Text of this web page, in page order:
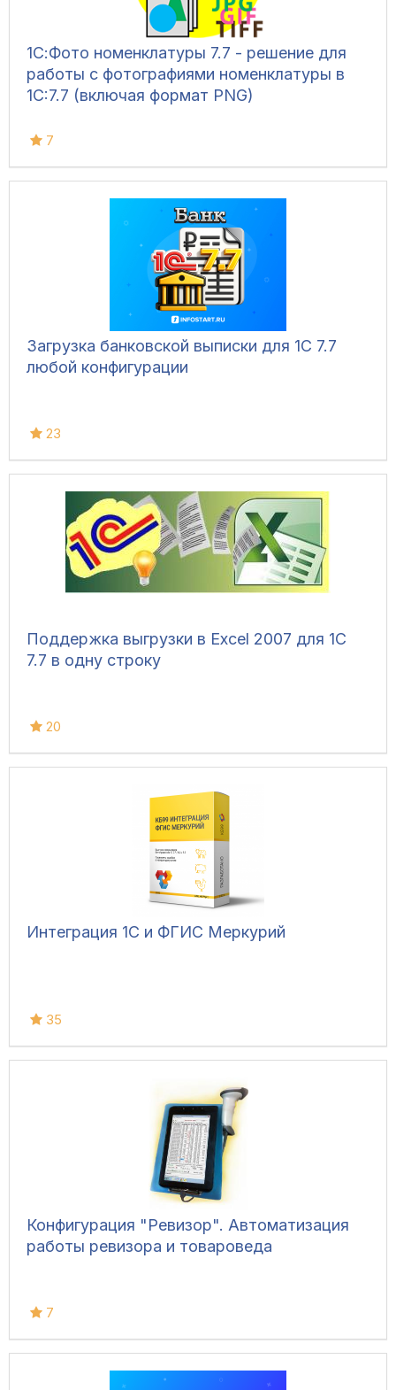
1С:Фото номенклатуры 7.7 - решение для
работы с фотографиями номенклатуры в
1С:7.7 (включая формат PNG)
7
Загрузка банковской выписки для 1С 7.7
любой конфигурации
23
Поддержка выгрузки в Excel 2007 для 1С
7.7 в одну строку
20
Интеграция 1С и ФГИС Меркурий
35
Конфигурация "Ревизор". Автоматизация
работы ревизора и товароведа
7